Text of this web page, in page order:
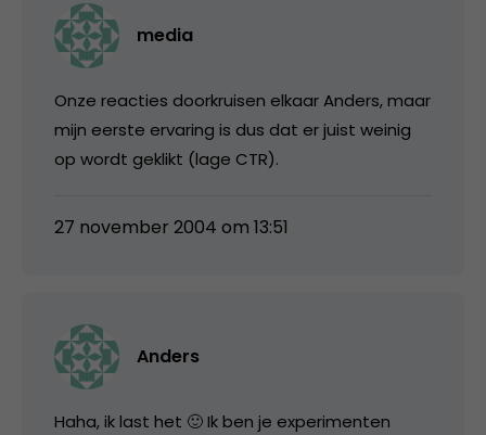
media
Onze reacties doorkruisen elkaar Anders, maar
mijn eerste ervaring is dus dat er juist weinig
op wordt geklikt (lage CTR).
27 november 2004 om 13:51
Anders
Haha, ik last het 🙂 Ik ben je experimenten